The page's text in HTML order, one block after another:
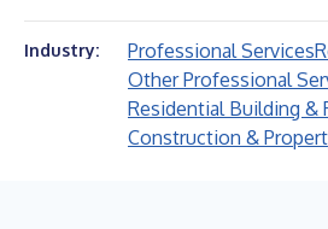
Industry: Professional Services
Other Professional
Residential Building &
Construction &